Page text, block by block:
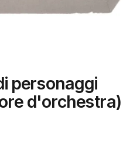
personaggi
d'orchestra)